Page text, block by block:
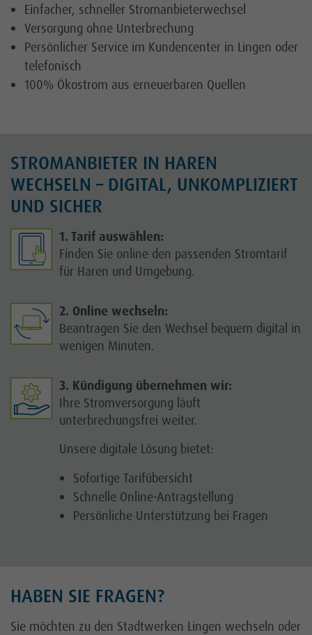
Einfacher, schneller Stromanbieterwechsel
Versorgung ohne Unterbrechung
Persönlicher Service im Kundencenter in Lingen oder
telefonisch
100% Ökostrom aus erneuerbaren Quellen
STROMANBIETER IN HAREN
WECHSELN – DIGITAL, UNKOMPLIZIERT
UND SICHER
1. Tarif auswählen:
Finden Sie online den passenden Stromtarif
für Haren und Umgebung.
2. Online wechseln:
Beantragen Sie den Wechsel bequem digital in
wenigen Minuten.
3. Kündigung übernehmen wir:
Ihre Stromversorgung läuft
unterbrechungsfrei weiter.
Unsere digitale Lösung bietet:
Sofortige Tarifübersicht
Schnelle Online-Antragstellung
Persönliche Unterstützung bei Fragen
HABEN SIE FRAGEN?
Sie möchten zu den Stadtwerken Lingen wechseln oder